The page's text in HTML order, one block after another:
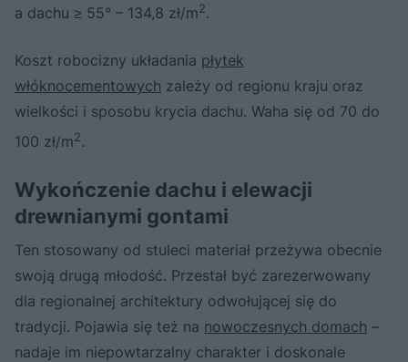
a dachu ≥ 55° – 134,8 zł/m2.
Koszt robocizny układania płytek
włóknocementowych zależy od regionu kraju oraz
wielkości i sposobu krycia dachu. Waha się od 70 do
100 zł/m2.
Wykończenie dachu i elewacji
drewnianymi gontami
Ten stosowany od stuleci materiał przeżywa obecnie
swoją drugą młodość. Przestał być zarezerwowany
dla regionalnej architektury odwołującej się do
tradycji. Pojawia się też na nowoczesnych domach –
nadaje im niepowtarzalny charakter i doskonale